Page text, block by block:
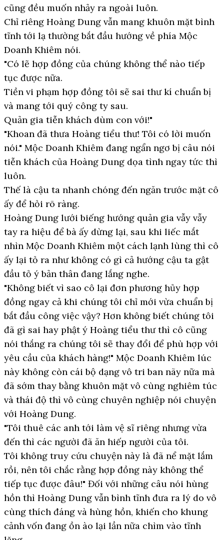
cũng đều muốn nhảy ra ngoài luôn.
Chỉ riêng Hoàng Dung vẫn mang khuôn mặt bình
tĩnh tới lạ thường bắt đầu hướng về phía Mộc
Doanh Khiêm nói.
"Có lẽ hợp đồng của chúng không thể nào tiếp
tục được nữa.
Tiền vi phạm hợp đồng tôi sẽ sai thư kí chuẩn bị
và mang tới quý công ty sau.
Quản gia tiễn khách dùm con với!"
"Khoan đã thưa Hoàng tiểu thư! Tôi có lời muốn
nói." Mộc Doanh Khiêm đang ngẩn ngơ bị câu nói
tiễn khách của Hoàng Dung dọa tình ngay tức thì
luôn.
Thế là cậu ta nhanh chóng đến ngăn trước mặt cô
ấy để hỏi rõ ràng.
Hoàng Dung lưới biếng hướng quản gia vẫy vẫy
tay ra hiệu để bà ấy dừng lại, sau khi liếc mắt
nhìn Mộc Doanh Khiêm một cách lạnh lùng thì cô
ấy lại tỏ ra như không có gì cả hướng cậu ta gật
đầu tỏ ý bản thân đang lắng nghe.
"Không biết vì sao cô lại đơn phương hủy hợp
đồng ngay cả khi chúng tôi chỉ mới vừa chuẩn bị
bắt đầu công việc vậy? Hơn không biết chúng tôi
đã gì sai hay phật ý Hoàng tiểu thư thì cô cũng
nói thắng ra chúng tôi sẽ thay đổi để phù hợp với
yêu cầu của khách hàng!" Mộc Doanh Khiêm lúc
này không còn cái bộ dạng vô tri ban nãy nữa mà
đã sớm thay bằng khuôn mặt vô cùng nghiêm túc
và thái độ thì vô cùng chuyên nghiệp nói chuyện
với Hoàng Dung.
"Tôi thuê các anh tới làm vệ sĩ riêng nhưng vừa
đến thì các người đã ăn hiếp người của tôi.
Tôi không truy cứu chuyện này là đã nể mặt lắm
rồi, nên tôi chắc rằng hợp đồng này không thể
tiếp tục được đâu!" Đối với những câu nói hùng
hồn thì Hoàng Dung vẫn bình tĩnh đưa ra lý do vô
cùng thích đáng và hùng hồn, khiến cho khung
cảnh vốn đang ồn ào lại lần nữa chìm vào tĩnh